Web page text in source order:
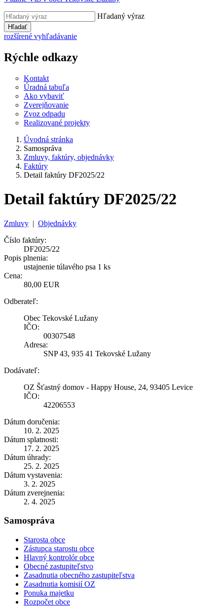
Hľadaný výraz
Hľadať
rozšírené vyhľadávanie
Rýchle odkazy
Kontakt
Úradná tabuľa
Ako vybaviť
Zverejňovanie
Zvoz odpadu
Realizované projekty
Úvodná stránka
Samospráva
Zmluvy, faktúry, objednávky
Faktúry
Detail faktúry DF2025/22
Detail faktúry DF2025/22
Zmluvy | Objednávky
Číslo faktúry:
DF2025/22
Popis plnenia:
ustajnenie túlavého psa 1 ks
Cena:
80,00 EUR
Odberateľ:
Obec Tekovské Lužany
IČO:
00307548
Adresa:
SNP 43, 935 41 Tekovské Lužany
Dodávateľ:
OZ Šťastný domov - Happy House, 24, 93405 Levice
IČO:
42206553
Dátum doručenia:
10. 2. 2025
Dátum splatnosti:
17. 2. 2025
Dátum úhrady:
25. 2. 2025
Dátum vystavenia:
3. 2. 2025
Dátum zverejnenia:
2. 4. 2025
Samospráva
Starosta obce
Zástupca starostu obce
Hlavný kontrolór obce
Obecné zastupiteľstvo
Zasadnutia obecného zastupiteľstva
Zasadnutia komisií OZ
Ponuka majetku
Rozpočet obce